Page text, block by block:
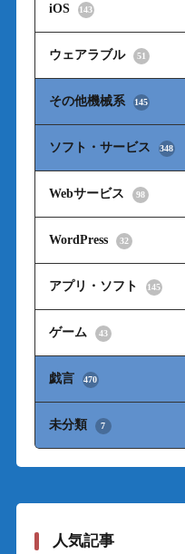
iOS 143
ウェアラブル 51
その他機械系 145
ソフト・サービス 348
Webサービス 98
WordPress 32
アプリ・ソフト 145
ゲーム 43
戯言 470
未分類 7
人気記事